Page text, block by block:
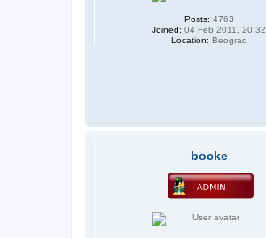
Posts: 4763
Joined: 04 Feb 2011, 20:32
Location: Beograd
bocke